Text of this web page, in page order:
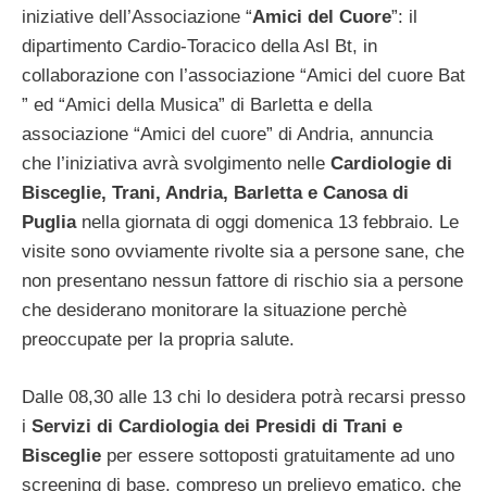
iniziative dell’Associazione “Amici del Cuore”: il
dipartimento Cardio-Toracico della Asl Bt, in
collaborazione con l’associazione “Amici del cuore Bat
” ed “Amici della Musica” di Barletta e della
associazione “Amici del cuore” di Andria, annuncia
che l’iniziativa avrà svolgimento nelle Cardiologie di
Bisceglie, Trani, Andria, Barletta e Canosa di
Puglianella giornata di oggi domenica 13 febbraio. Le
visite sono ovviamente rivolte sia a persone sane, che
non presentano nessun fattore di rischio sia a persone
che desiderano monitorare la situazione perchè
preoccupate per la propria salute.
Dalle 08,30 alle 13 chi lo desidera potrà recarsi presso
i Servizi di Cardiologia dei Presidi di Trani e
Bisceglie per essere sottoposti gratuitamente ad uno
screening di base, compreso un prelievo ematico, che